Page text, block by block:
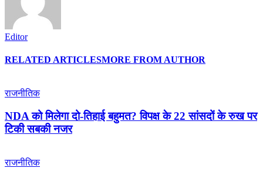
Editor
RELATED ARTICLESMORE FROM AUTHOR
राजनीतिक
NDA को मिलेगा दो-तिहाई बहुमत? विपक्ष के 22 सांसदों के रुख पर
टिकी सबकी नजर
राजनीतिक